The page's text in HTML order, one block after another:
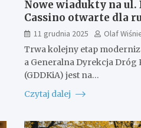
Nowe wiadukty na
Cassino otwarte dla
11 grudnia 2025
Olaf
Trwa kolejny etap
a Generalna Dyrekcja
(GDDKiA) jest na…
Czytaj dalej